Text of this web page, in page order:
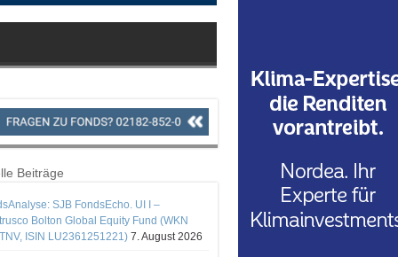
Beiträge
SJB FondsEcho. UI I –
Bolton Global Equity Fund (WKN
ISIN LU2361251221) 7. August 2026